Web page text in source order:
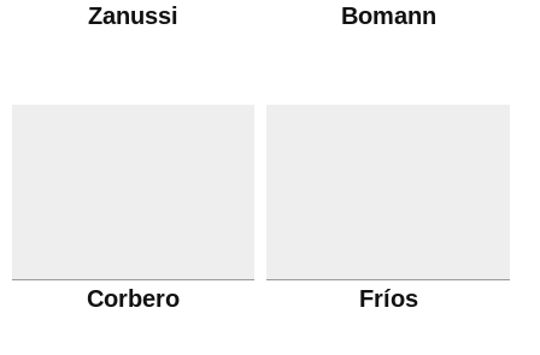
Zanussi Bomann
Corbero Fríos